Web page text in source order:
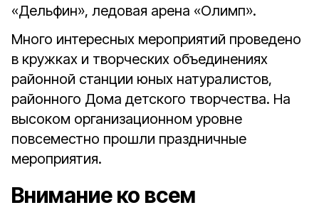
«Дельфин», ледовая арена «Олимп».
Много интересных мероприятий проведено
в кружках и творческих объединениях
районной станции юных натуралистов,
районного Дома детского творчества. На
высоком организационном уровне
повсеместно прошли праздничные
мероприятия.
Внимание ко всем